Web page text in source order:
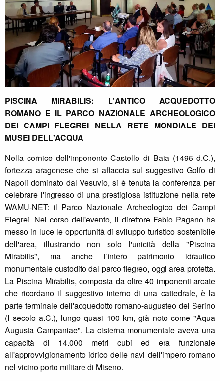
PISCINA MIRABILIS: L'ANTICO ACQUEDOTTO
ROMANO E IL PARCO NAZIONALE ARCHEOLOGICO
DEI CAMPI FLEGREI NELLA RETE MONDIALE DEI
MUSEI DELL'ACQUA
Nella cornice dell'imponente Castello di Baia (1495 d.C.),
fortezza aragonese che si affaccia sul suggestivo Golfo di
Napoli dominato dal Vesuvio, si è tenuta la conferenza per
celebrare l'ingresso di una prestigiosa istituzione nella rete
WAMU-NET: il Parco Nazionale Archeologico dei Campi
Flegrei. Nel corso dell'evento, il direttore Fabio Pagano ha
messo in luce le opportunità di sviluppo turistico sostenibile
dell'area, illustrando non solo l'unicità della "Piscina
Mirabilis", ma anche l’intero patrimonio idraulico
monumentale custodito dal parco flegreo, oggi area protetta.
La Piscina Mirabilis, composta da oltre 40 imponenti arcate
che ricordano il suggestivo interno di una cattedrale, è la
parte terminale dell'acquedotto romano-augusteo del Serino
(I secolo a.C.), lungo quasi 100 km, già noto come "Aqua
Augusta Campaniae". La cisterna monumentale aveva una
capacità di 14.000 metri cubi ed era funzionale
all'approvvigionamento idrico delle navi dell'impero romano
nel vicino porto militare di Miseno.